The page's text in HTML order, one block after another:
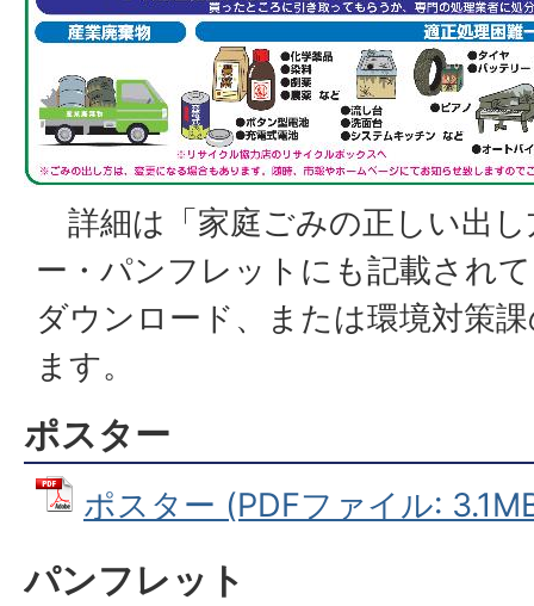
詳細は「家庭ごみの正しい出
ー・パンフレットにも記載され
ダウンロード、または環境対策
ます。
ポスター
ポスター (PDFファイル:
パンフレット